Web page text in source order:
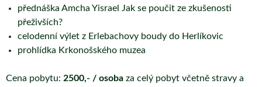
přednáška Amcha Yisrael Jak se poučit ze zkušenosti
přeživších?
celodenní výlet z Erlebachovy boudy do Herlíkovic
prohlídka Krkonošského muzea
Cena pobytu: 2500,- / osoba za celý pobyt včetně stravy a